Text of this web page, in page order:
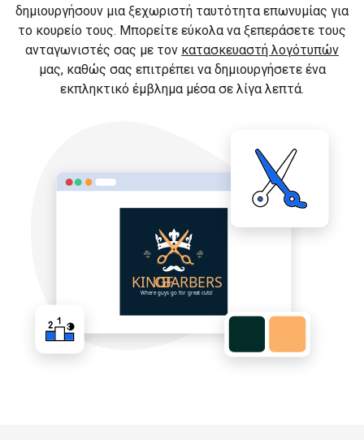
δημιουργήσουν μια ξεχωριστή ταυτότητα επωνυμίας για
το κουρείο τους. Μπορείτε εύκολα να ξεπεράσετε τους
ανταγωνιστές σας με τον κατασκευαστή λογότυπών
μας, καθώς σας επιτρέπει να δημιουργήσετε ένα
εκπληκτικό έμβλημα μέσα σε λίγα λεπτά.